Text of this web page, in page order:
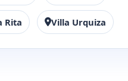
Rita Villa Urquiza